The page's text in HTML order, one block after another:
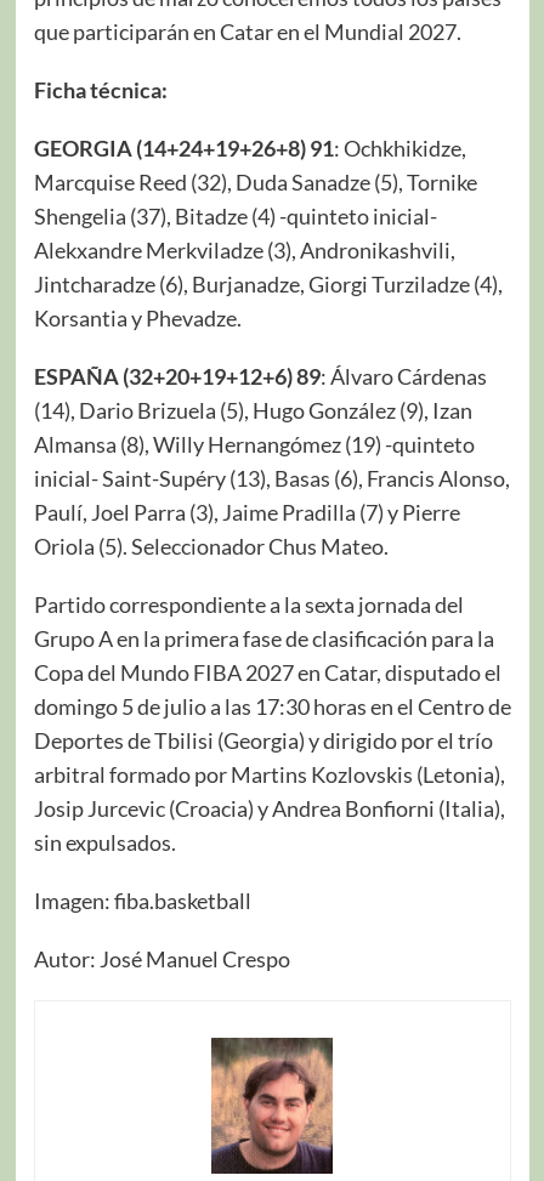
que participarán en Catar en el Mundial 2027.
Ficha técnica:
GEORGIA (14+24+19+26+8) 91: Ochkhikidze,
Marcquise Reed (32), Duda Sanadze (5), Tornike
Shengelia (37), Bitadze (4) -quinteto inicial-
Alekxandre Merkviladze (3), Andronikashvili,
Jintcharadze (6), Burjanadze, Giorgi Turziladze (4),
Korsantia y Phevadze.
ESPAÑA (32+20+19+12+6) 89: Álvaro Cárdenas
(14), Dario Brizuela (5), Hugo González (9), Izan
Almansa (8), Willy Hernangómez (19) -quinteto
inicial- Saint-Supéry (13), Basas (6), Francis Alonso,
Paulí, Joel Parra (3), Jaime Pradilla (7) y Pierre
Oriola (5). Seleccionador Chus Mateo.
Partido correspondiente a la sexta jornada del
Grupo A en la primera fase de clasificación para la
Copa del Mundo FIBA 2027 en Catar, disputado el
domingo 5 de julio a las 17:30 horas en el Centro de
Deportes de Tbilisi (Georgia) y dirigido por el trío
arbitral formado por Martins Kozlovskis (Letonia),
Josip Jurcevic (Croacia) y Andrea Bonfiorni (Italia),
sin expulsados.
Imagen: fiba.basketball
Autor: José Manuel Crespo